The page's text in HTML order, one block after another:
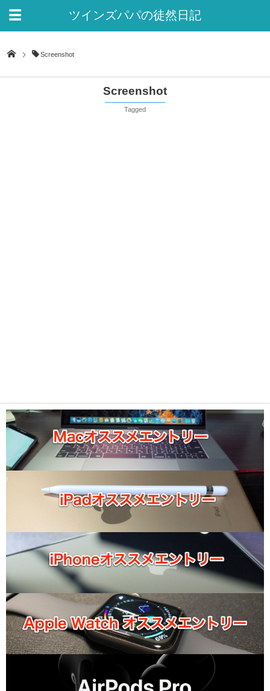
ツインズパパの徒然日記
Screenshot
Screenshot
Tagged